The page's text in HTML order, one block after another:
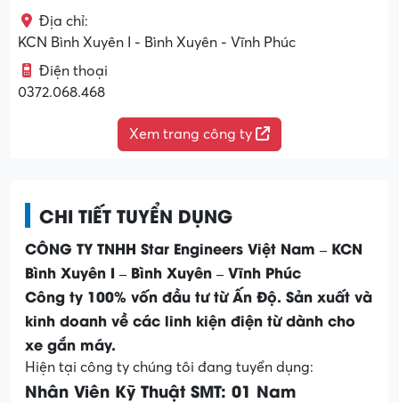
Địa chỉ:
KCN Bình Xuyên I - Bình Xuyên - Vĩnh Phúc
Điện thoại
0372.068.468
Xem trang công ty
CHI TIẾT TUYỂN DỤNG
CÔNG TY TNHH Star Engineers Việt Nam – KCN
Bình Xuyên I – Bình Xuyên – Vĩnh Phúc
Công ty 100% vốn đầu tư từ Ấn Độ. Sản xuất và
kinh doanh về các linh kiện điện từ dành cho
xe gắn máy.
Hiện tại công ty chúng tôi đang tuyển dụng:
Nhân Viên Kỹ Thuật SMT: 01 Nam